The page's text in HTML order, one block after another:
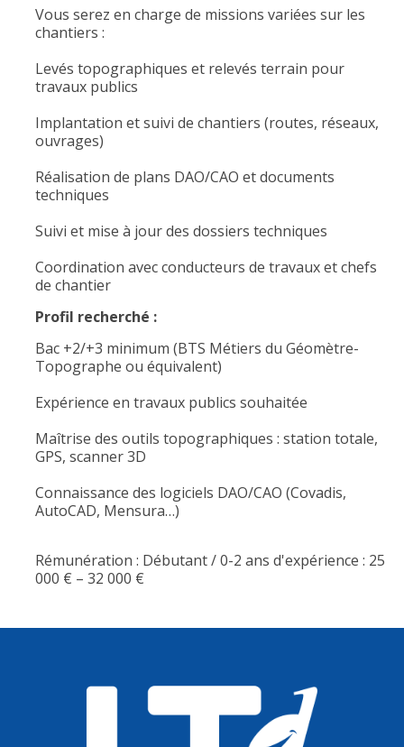
Vous serez en charge de missions variées sur les
chantiers :
Levés topographiques et relevés terrain pour
travaux publics
Implantation et suivi de chantiers (routes, réseaux,
ouvrages)
Réalisation de plans DAO/CAO et documents
techniques
Suivi et mise à jour des dossiers techniques
Coordination avec conducteurs de travaux et chefs
de chantier
Profil recherché :
Bac +2/+3 minimum (BTS Métiers du Géomètre-
Topographe ou équivalent)
Expérience en travaux publics souhaitée
Maîtrise des outils topographiques : station totale,
GPS, scanner 3D
Connaissance des logiciels DAO/CAO (Covadis,
AutoCAD, Mensura…)
Rémunération : Débutant / 0-2 ans d'expérience : 25
000 € – 32 000 €